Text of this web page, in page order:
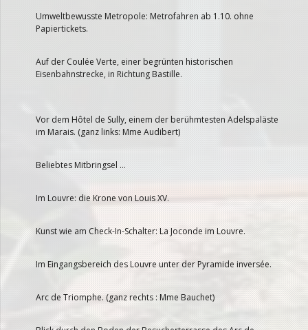
Umweltbewusste Metropole: Metrofahren ab 1.10. ohne
Papiertickets.
Auf der Coulée Verte, einer begrünten historischen
Eisenbahnstrecke, in Richtung Bastille.
Vor dem Hôtel de Sully, einem der berühmtesten Adelspaläste
im Marais. (ganz links: Mme Audibert)
Beliebtes Mitbringsel …
Im Louvre: die Krone von Louis XV.
Kunst wie am Check-In-Schalter: La Joconde im Louvre.
Im Eingangsbereich des Louvre unter der Pyramide inversée.
Arc de Triomphe. (ganz rechts : Mme Bauchet)